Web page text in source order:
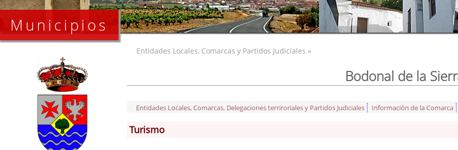
Municipios
Entidades Locales, Comarcas y Partidos Judiciales »
Bodonal de la
Entidades Locales, Comarcas, Delegaciones terriroriales y Partidos Judiciales Información de la Comarca
Turismo